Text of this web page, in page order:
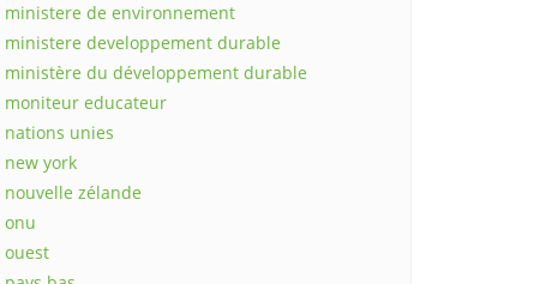
ministere de environnement
ministere developpement durable
ministère du développement durable
moniteur educateur
nations unies
new york
nouvelle zélande
onu
ouest